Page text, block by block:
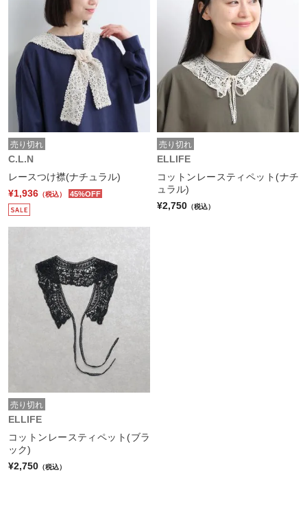
売り切れ
C.L.N
レースつけ襟(ナチュラル)
¥1,936 （税込） 45%OFF
売り切れ
ELLIFE
コットンレースティペット(ナチ
ュラル)
¥2,750 （税込）
売り切れ
ELLIFE
コットンレースティペット(ブラ
ック)
¥2,750 （税込）